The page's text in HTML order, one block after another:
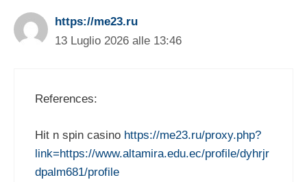
https://me23.ru
13 Luglio 2026 alle 13:46
References:
Hit n spin casino https://me23.ru/proxy.php?
link=https://www.altamira.edu.ec/profile/dyhrjr
dpalm681/profile